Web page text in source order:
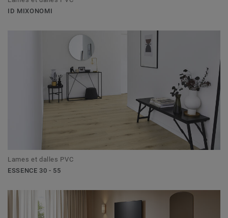
ID MIXONOMI
Lames et dalles PVC
ESSENCE 30 - 55